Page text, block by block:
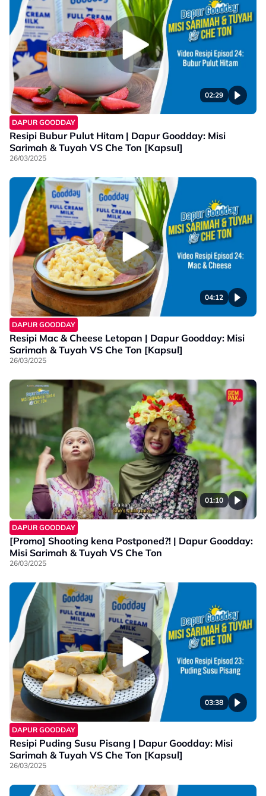
02:29
DAPUR GOODDAY
Resipi Bubur Pulut Hitam | Dapur Goodday: Misi
Sarimah & Tuyah VS Che Ton [Kapsul]
26/03/2025
04:12
DAPUR GOODDAY
Resipi Mac & Cheese Letopan | Dapur Goodday: Misi
Sarimah & Tuyah VS Che Ton [Kapsul]
26/03/2025
01:10
DAPUR GOODDAY
[Promo] Shooting kena Postponed?! | Dapur Goodday:
Misi Sarimah & Tuyah VS Che Ton
26/03/2025
03:38
DAPUR GOODDAY
Resipi Puding Susu Pisang | Dapur Goodday: Misi
Sarimah & Tuyah VS Che Ton [Kapsul]
26/03/2025